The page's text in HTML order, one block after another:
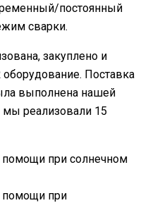
постоянный
сварки.
закуплено и
Поставка
выполнена нашей
мы реализовали 15
помощи при солнечном
помощи при